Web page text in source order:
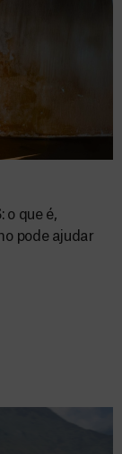
o que é,
pode ajudar